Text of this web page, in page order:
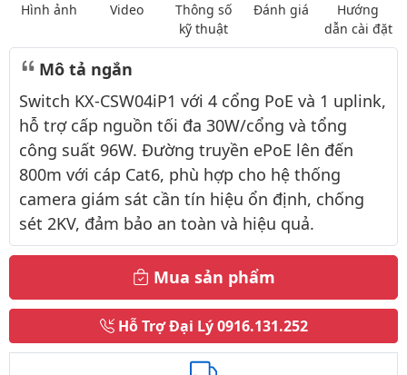
Hình ảnh Video
Thông số
kỹ thuật
Đánh giá
Hướng
dẫn cài đặt
Mô tả ngắn
Switch KX-CSW04iP1 với 4 cổng PoE và 1 uplink,
hỗ trợ cấp nguồn tối đa 30W/cổng và tổng
công suất 96W. Đường truyền ePoE lên đến
800m với cáp Cat6, phù hợp cho hệ thống
camera giám sát cần tín hiệu ổn định, chống
sét 2KV, đảm bảo an toàn và hiệu quả.
Mua sản phẩm
Hỗ Trợ Đại Lý0916.131.252